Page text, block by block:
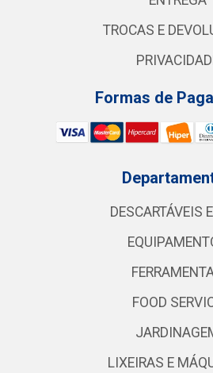
TROCAS E
Formas de
DESCARTÁVEIS
FOOD
LIXEIRAS E